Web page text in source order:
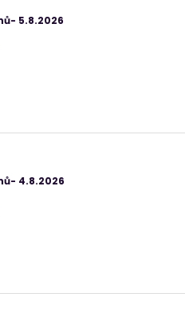
5.8.2026
4.8.2026